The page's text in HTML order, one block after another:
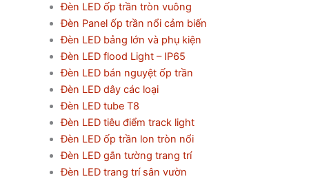
Đèn LED ốp trần tròn vuông
Đèn Panel ốp trần nổi cảm biến
Đèn LED bảng lớn và phụ kiện
Đèn LED flood Light – IP65
Đèn LED bán nguyệt ốp trần
Đèn LED dây các loại
Đèn LED tube T8
Đèn LED tiêu điểm track light
Đèn LED ốp trần lon tròn nổi
Đèn LED gắn tường trang trí
Đèn LED trang trí sân vườn